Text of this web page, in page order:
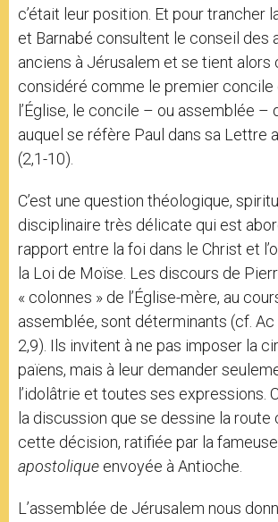
c’était leur position. Et pour trancher
et Barnabé consultent le conseil des
anciens à Jérusalem et se tient alors
considéré comme le premier concile
l’Église, le concile – ou assemblée –
auquel se réfère Paul dans sa Lettre
(2,1-10).
C’est une question théologique,
disciplinaire très délicate qui est
rapport entre la foi dans le Christ et
la Loi de Moïse. Les discours de
« colonnes » de l’Église-mère, au
assemblée, sont déterminants (cf. Ac
2,9). Ils invitent à ne pas imposer la
païens, mais à leur demander
l’idolâtrie et toutes ses expressions.
la discussion que se dessine la route
cette décision, ratifiée par la fameuse
apostolique envoyée à Antioche.
L’assemblée de Jérusalem nous